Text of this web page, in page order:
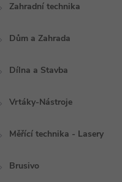
Zahradní technika
Dům a Zahrada
Dílna a Stavba
Vrtáky-Nástroje
Měřící technika - Lasery
Brusivo